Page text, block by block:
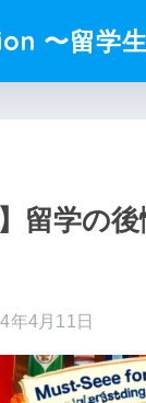
〜留学
】留学の
年4月11日